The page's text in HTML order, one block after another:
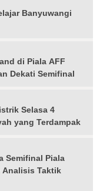
Banyuwangi
di Piala AFF
Dekati Semifinal
Selasa 4
yang Terdampak
Semifinal Piala
Analisis Taktik